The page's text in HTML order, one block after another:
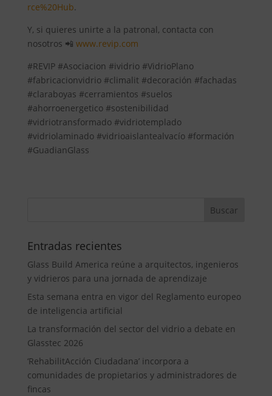
rce%20Hub.
Y, si quieres unirte a la patronal, contacta con
nosotros 📲 www.revip.com
#REVIP #Asociacion #ividrio #VidrioPlano
#fabricacionvidrio #climalit #decoración #fachadas
#claraboyas #cerramientos #suelos
#ahorroenergetico #sostenibilidad
#vidriotransformado #vidriotemplado
#vidriolaminado #vidrioaislantealvacío #formación
#GuadianGlass
Entradas recientes
Glass Build America reúne a arquitectos, ingenieros
y vidrieros para una jornada de aprendizaje
Esta semana entra en vigor del Reglamento europeo
de inteligencia artificial
La transformación del sector del vidrio a debate en
Glasstec 2026
‘RehabilitAcción Ciudadana’ incorpora a
comunidades de propietarios y administradores de
fincas